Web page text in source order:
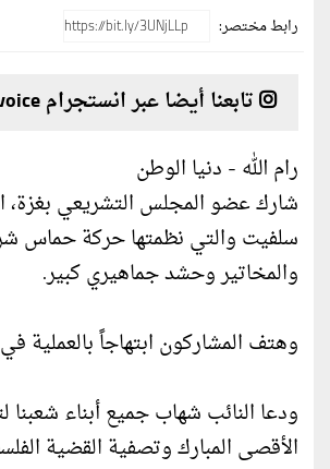
رابط مختصر:
تابعنا أيضا عبر انستجرام instagram/alwatanvoice
رام الله - دنيا الوطن
شارك عضو المجلس التشريعي بغزة،
سلفيت والتي نظمتها حركة حماس
والمخاتير وحشد جماهيري كبير.
وهتف المشاركون ابتهاجاً
ودعا النائب شهاب جميع أبناء
الأقصى المبارك وتصفية القضية